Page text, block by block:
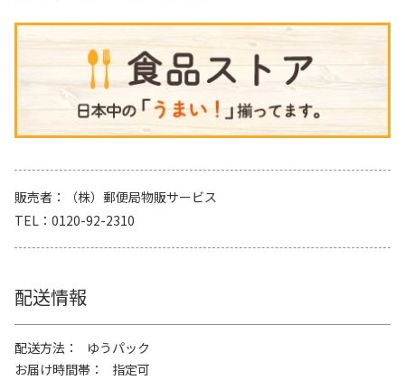
販売者
（株）郵便局物販サービス
TEL
0120-92-2310
配送情報
配送方法
ゆうパック
お届け時間帯
指定可